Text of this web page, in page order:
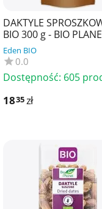
DAKTYLE
BIO 300 g - BIO
Eden BIO
0.0
Dostępność: 605
1835zł